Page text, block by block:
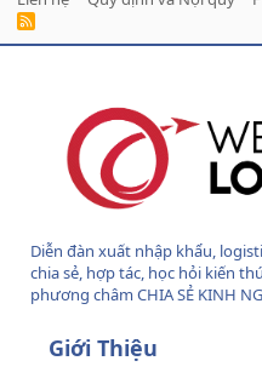
R
Diễn đàn xuất nhập khẩu,
chia sẻ, hợp tác, học hỏi kiến
phương châm CHIA SẺ KINH
Giới Thiệu